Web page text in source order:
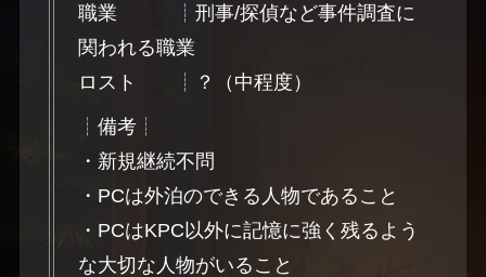
職業 ┊刑事/探偵など事件調査に
関われる職業
ロスト ┊？（中程度）
┊備考┊
・新規継続不問
・PCは外泊のできる人物であること
・PCはKPC以外に記憶に強く残るよう
な大切な人物がいること